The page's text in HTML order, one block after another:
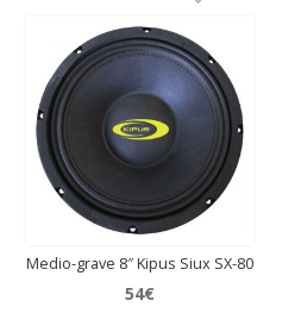
Medio-grave 8″ Kipus Siux SX-80
54€